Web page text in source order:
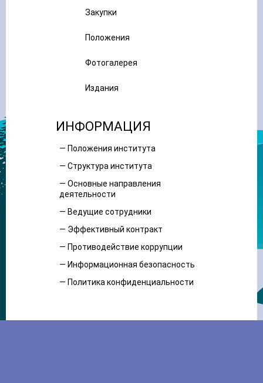
Закупки
Положения
Фотогалерея
Издания
ИНФОРМАЦИЯ
— Положения института
— Структура института
— Основные направления
деятельности
— Ведущие сотрудники
— Эффективный контракт
— Противодействие коррупции
— Информационная безопасность
— Политика конфиденциальности